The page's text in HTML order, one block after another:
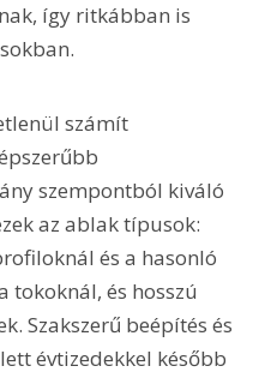
így ritkábban is
számít
szempontból kiváló
az ablak típusok:
és a hasonló
tokoknál, és hosszú
Szakszerű beépítés és
évtizedekkel később